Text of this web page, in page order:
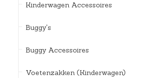
Kinderwagen Accessoires
Buggy's
Buggy Accessoires
Voetenzakken (Kinderwagen)